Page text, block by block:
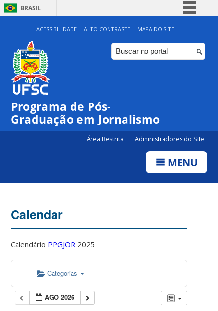
BRASIL
Simplifique!
Comunica BR
Participe
ACESSIBILIDADE ALTO CONTRASTE MAPA DO SITE
Programa de Pós-
Graduação em Jornalismo
Área Restrita Administradores do Site
MENU
Calendar
Calendário PPGJOR 2025
Categorias
AGO 2026